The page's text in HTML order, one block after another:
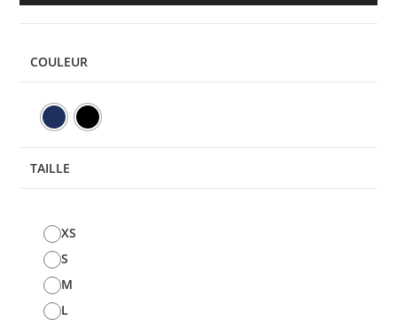
COULEUR
TAILLE
XS
S
M
L